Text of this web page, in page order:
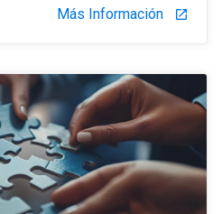
Más Información launch